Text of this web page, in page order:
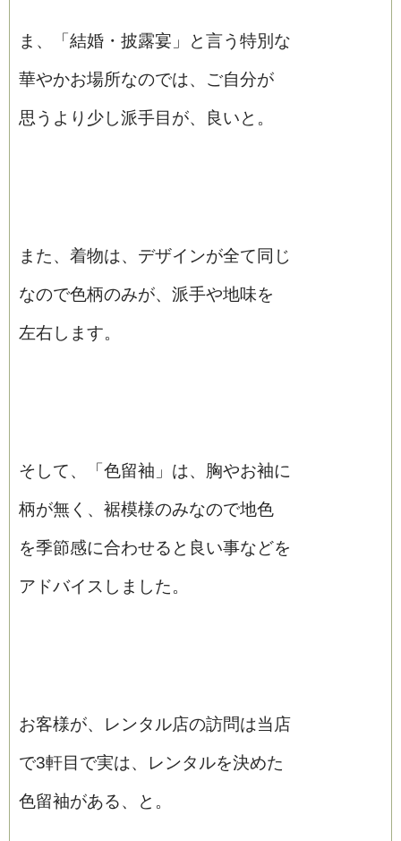
ま、「結婚・披露宴」と言う特別な
華やかお場所なのでは、ご自分が
思うより少し派手目が、良いと。
また、着物は、デザインが全て同じ
なので色柄のみが、派手や地味を
左右します。
そして、「色留袖」は、胸やお袖に
柄が無く、裾模様のみなので地色
を季節感に合わせると良い事などを
アドバイスしました。
お客様が、レンタル店の訪問は当店
で3軒目で実は、レンタルを決めた
色留袖がある、と。